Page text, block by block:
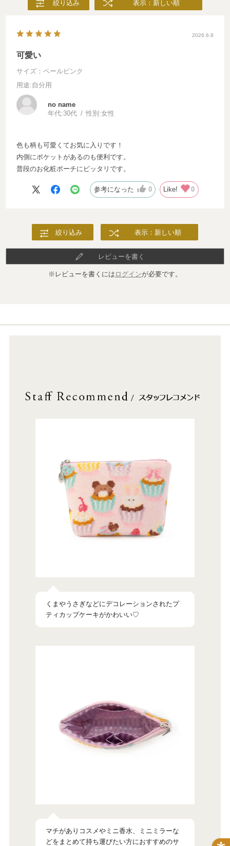
絞り込み 表示：新しい順
2026.6.8
可愛い
サイズ：ペールピンク
用途:自分用
no name
年代:30代 性別:女性
色も柄も可愛くてお気に入りです！
内側にポケットがあるのも便利です。
普段のお化粧ポーチにピッタリです。
参考になった 0 Like! 0
絞り込み 表示：新しい順
レビューを書く
※レビューを書くには ログインが必要です。
くまやうさぎなどにデコレーションされたプ
ティカップケーキがかわいい♡
マチがありコスメやミニ香水、ミニミラーな
どをまとめて持ち運びたい方におすすめのサ